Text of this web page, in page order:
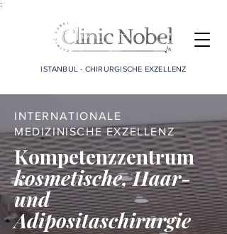
;
ISTANBUL - CHIRURGISCHE EXZELLENZ
INTERNATIONALE
MEDIZINISCHE EXZELLENZ
Kompetenzzentrum
kosmetische, Haar-
und
Adipositaschirurgie